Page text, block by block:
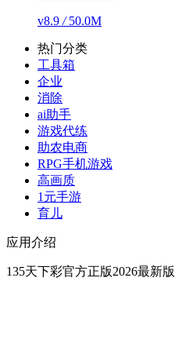
v8.9 /50.0M
热门分类
工具箱
企业
消除
ai助手
游戏代练
助农电商
RPG手机游戏
高画质
1元手游
育儿
应用介绍
135天下彩官方正版2026最新